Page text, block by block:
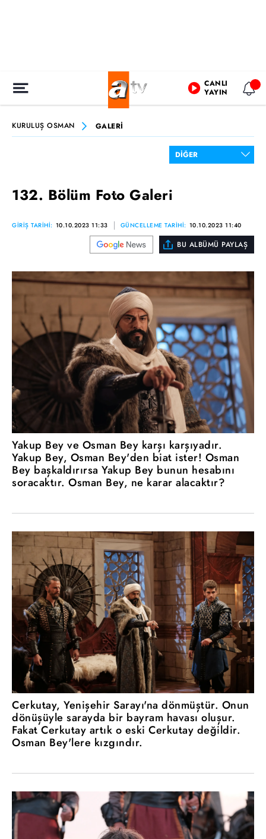
CANLI
YAYIN
KURULUŞ OSMAN GALERİ
132. Bölüm Foto Galeri
GİRİŞ TARİHİ: 10.10.2023 11:33 GÜNCELLEME TARİHİ: 10.10.2023 11:40
BU ALBÜMÜ PAYLAŞ
Yakup Bey ve Osman Bey karşı karşıyadır.
Yakup Bey, Osman Bey'den biat ister! Osman
Bey başkaldırırsa Yakup Bey bunun hesabını
soracaktır. Osman Bey, ne karar alacaktır?
Cerkutay, Yenişehir Sarayı'na dönmüştür. Onun
dönüşüyle sarayda bir bayram havası oluşur.
Fakat Cerkutay artık o eski Cerkutay değildir.
Osman Bey'lere kızgındır.